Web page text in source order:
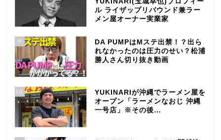
ル ライザップリバウンド兼ラー
メン屋オーナー実業家
9
DA PUMPはMステ出禁！？出ら
れなかったのは圧力のせい？松浦
勝人さん切り抜き動画
10
YUKINARIが沖縄でラーメン屋を
オープン「ラーメンなおじ 沖縄
一号店」※その後…